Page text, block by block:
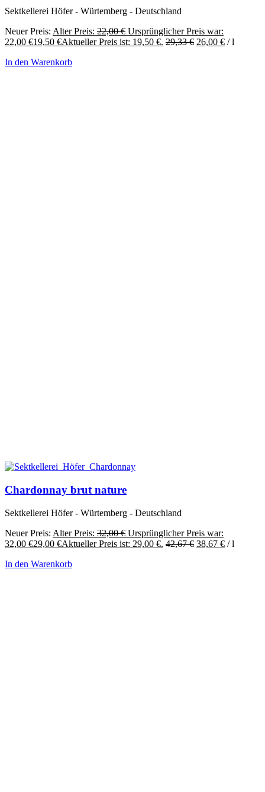
Sektkellerei Höfer - Würtemberg - Deutschland
Neuer Preis: Alter Preis: 22,00€ Ursprünglicher Preis war:
22,00 €19,50 €Aktueller Preis ist: 19,50 €. 29,33€ 26,00 € /l
In den Warenkorb
Chardonnay brut nature
Sektkellerei Höfer - Würtemberg - Deutschland
Neuer Preis: Alter Preis: 32,00€ Ursprünglicher Preis war:
32,00 €29,00 €Aktueller Preis ist: 29,00 €. 42,67€ 38,67 € /l
In den Warenkorb